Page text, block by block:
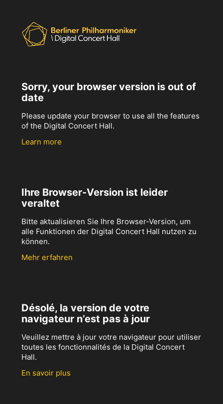
Sorry, your browser version is out of
date
Please update your browser to use all the features
of the Digital Concert Hall.
Learn more
Ihre Browser-Version ist leider
veraltet
Bitte aktualisieren Sie Ihre Browser-Version, um
alle Funktionen der Digital Concert Hall nutzen zu
können.
Mehr erfahren
Désolé, la version de votre
navigateur n’est pas à jour
Veuillez mettre à jour votre navigateur pour utiliser
toutes les fonctionnalités de la Digital Concert
Hall.
En savoir plus